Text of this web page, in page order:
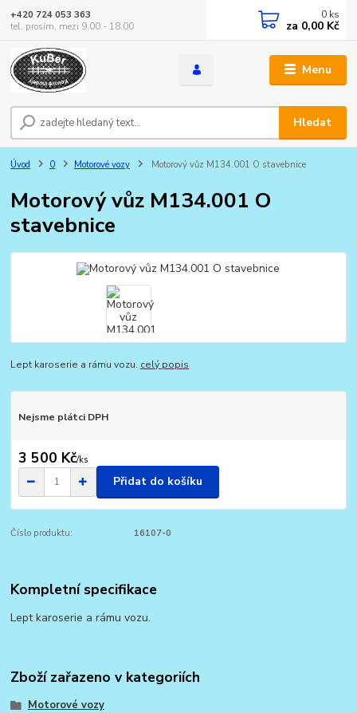
Menu
Hledat
+420 724 053 363
tel. prosím, mezi 9.00 - 18.00
0 ks
za 0,00 Kč
Úvod 0 Motorové vozy Motorový vůz M134.001 O stavebnice
Motorový vůz M134.001 O
stavebnice
Lept karoserie a rámu vozu. celý popis
Nejsme plátci DPH
3 500 Kč/ks
Přidat do košíku
Číslo produktu: 16107-0
Kompletní specifikace
Lept karoserie a rámu vozu.
Zboží zařazeno v kategoriích
Motorové vozy